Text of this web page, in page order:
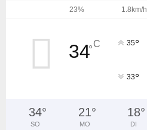
23% 1.8km/h
34°C 35°
33°
34°
SO
21°
MO
18°
DI